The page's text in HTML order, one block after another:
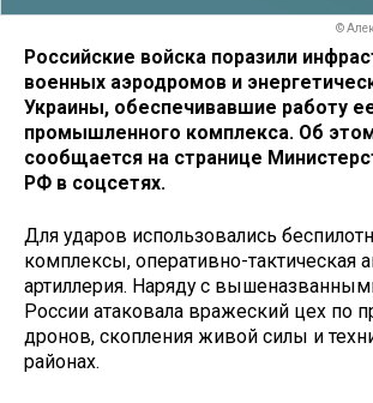
©
Российские войска поразили
военных аэродромов и
Украины, обеспечивавшие работу
промышленного комплекса. Об
сообщается на странице
РФ в соцсетях.
Для ударов использовались
комплексы, оперативно-тактическая
артиллерия. Наряду с
России атаковала вражеский цех по
дронов, скопления живой силы и
районах.